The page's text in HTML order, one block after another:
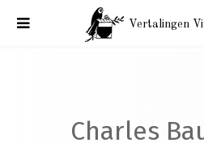
Vertalingen
Charles